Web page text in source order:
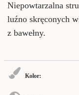
Niepowtarzalna
luźno skręconych
z bawełny.
Kolor: